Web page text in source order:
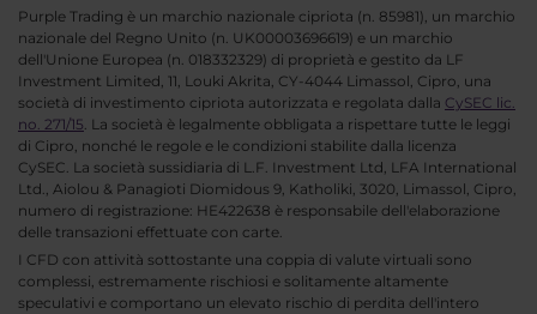
Purple Trading è un marchio nazionale cipriota (n. 85981), un marchio
nazionale del Regno Unito (n. UK00003696619) e un marchio
dell'Unione Europea (n. 018332329) di proprietà e gestito da LF
Investment Limited, 11, Louki Akrita, CY-4044 Limassol, Cipro, una
società di investimento cipriota autorizzata e regolata dalla CySEC lic.
no. 271/15. La società è legalmente obbligata a rispettare tutte le leggi
di Cipro, nonché le regole e le condizioni stabilite dalla licenza
CySEC. La società sussidiaria di L.F. Investment Ltd, LFA International
Ltd., Aiolou & Panagioti Diomidous 9, Katholiki, 3020, Limassol, Cipro,
numero di registrazione: HE422638 è responsabile dell'elaborazione
delle transazioni effettuate con carte.
I CFD con attività sottostante una coppia di valute virtuali sono
complessi, estremamente rischiosi e solitamente altamente
speculativi e comportano un elevato rischio di perdita dell'intero